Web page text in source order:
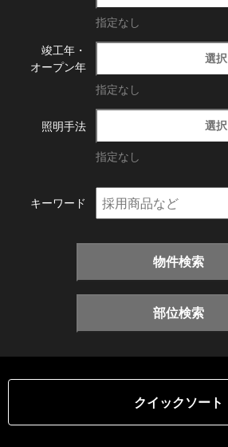
指定なし
竣工年・
オープン年
選択
指定なし
照明手法 選択
指定なし
キーワード
物件検索
部位検索
クイックソート